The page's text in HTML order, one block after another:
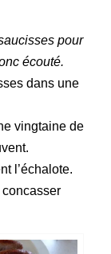
pour
écouté.
dans une
vingtaine de
l’échalote.